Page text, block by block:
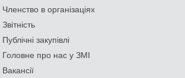
Членство в організаціях
Звітність
Публічні закупівлі
Головне про нас у ЗМІ
Вакансії